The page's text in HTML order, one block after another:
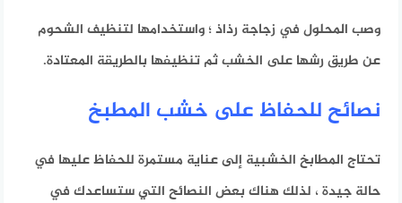
وصب المحلول في زجاجة رذاذ ؛ واستخدامها لتنظيف الشحوم
عن طريق رشها على الخشب ثم تنظيفها بالطريقة المعتادة.
نصائح للحفاظ على خشب المطبخ
تحتاج المطابخ الخشبية إلى عناية مستمرة للحفاظ عليها في
حالة جيدة ، لذلك هناك بعض النصائح التي ستساعدك في